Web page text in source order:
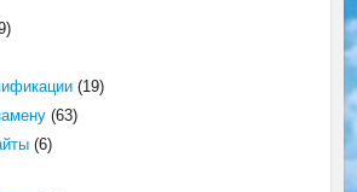
(19)
(63)
(6)